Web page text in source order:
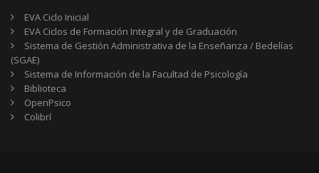
EVA Ciclo Inicial
EVA Ciclos de Formación Integral y de Graduación
Sistema de Gestión Administrativa de la Enseñanza / Bedelías
(SGAE)
Sistema de Información de la Facultad de Psicología
Biblioteca
OpenPsico
Colibrí